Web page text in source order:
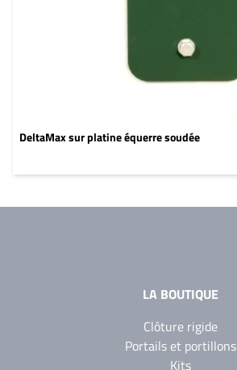
DeltaMax sur platine équerre soudée
LA BOUTIQUE
Clôture rigide
Portails et portillons
Kits